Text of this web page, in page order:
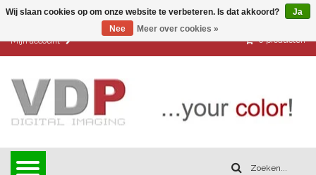
Mijn account 0 producten
Wij slaan cookies op om onze website te verbeteren. Is dat akkoord?
Ja
Nee
Meer over cookies »